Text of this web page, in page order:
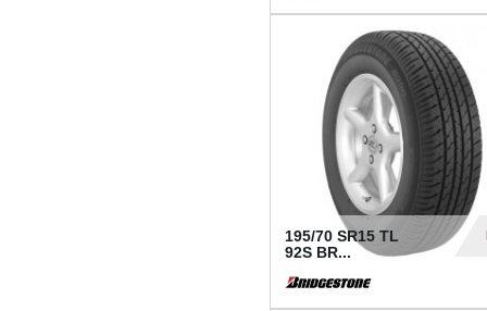
195/70 SR15 TL
92S BR...